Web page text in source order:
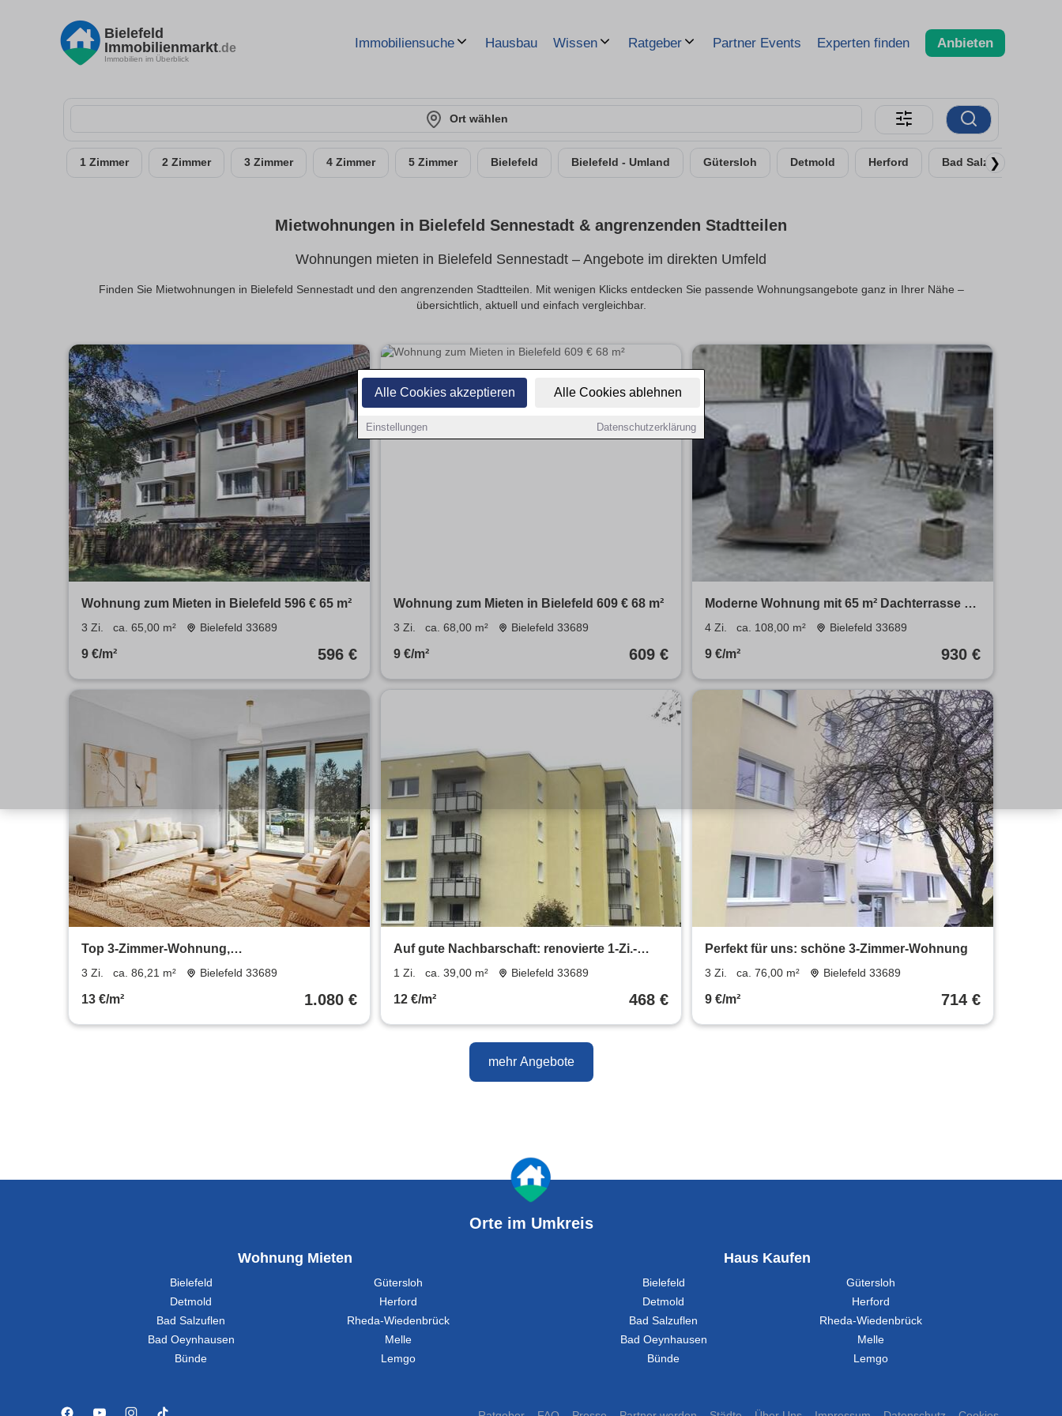
Alle Cookies akzeptieren Alle Cookies ablehnen
Einstellungen Datenschutzerklärung
Bielefeld
Immobilienmarkt.de
Immobilien im Überblick
Immobiliensuche Hausbau Wissen Ratgeber Partner Events Experten finden Anbieten
Ort wählen
1 Zimmer 2 Zimmer 3 Zimmer 4 Zimmer 5 Zimmer Bielefeld Bielefeld - Umland Gütersloh Detmold Herford Bad Salzuflen
❯
Mietwohnungen in Bielefeld Sennestadt & angrenzenden Stadtteilen
Wohnungen mieten in Bielefeld Sennestadt – Angebote im direkten Umfeld
Finden Sie Mietwohnungen in Bielefeld Sennestadt und den angrenzenden Stadtteilen. Mit wenigen Klicks entdecken Sie passende Wohnungsangebote ganz in Ihrer Nähe –
übersichtlich, aktuell und einfach vergleichbar.
Wohnung zum Mieten in Bielefeld 596 € 65 m²
3 Zi. ca. 65,00 m² Bielefeld 33689
9 €/m² 596 €
Wohnung zum Mieten in Bielefeld 609 € 68 m²
3 Zi. ca. 68,00 m² Bielefeld 33689
9 €/m² 609 €
Moderne Wohnung mit 65 m² Dachterrasse –
ideal für bis zu 3 Personen & WG-geeignet
4 Zi. ca. 108,00 m² Bielefeld 33689
9 €/m² 930 €
Top 3-Zimmer-Wohnung,
Energieeffizienzklasse A+, Balkon, mit
3 Zi. ca. 86,21 m² Bielefeld 33689
13 €/m² 1.080 €
Auf gute Nachbarschaft: renovierte 1-Zi.-
Single-Wohnung
1 Zi. ca. 39,00 m² Bielefeld 33689
12 €/m² 468 €
Perfekt für uns: schöne 3-Zimmer-Wohnung
3 Zi. ca. 76,00 m² Bielefeld 33689
9 €/m² 714 €
mehr Angebote
1A-Portale · Feedback
Kurze Rückfrage
Zeit haben: Helfen Sie uns, das neue Portal für
zu verbessern.
Orte im Umkreis
Wohnung Mieten
Bielefeld
Gütersloh
Detmold
Herford
Bad Salzuflen
Rheda-Wiedenbrück
Bad Oeynhausen
Melle
Bünde
Lemgo
Haus Kaufen
Bielefeld
Gütersloh
Detmold
Herford
Bad Salzuflen
Rheda-Wiedenbrück
Bad Oeynhausen
Melle
Bünde
Lemgo